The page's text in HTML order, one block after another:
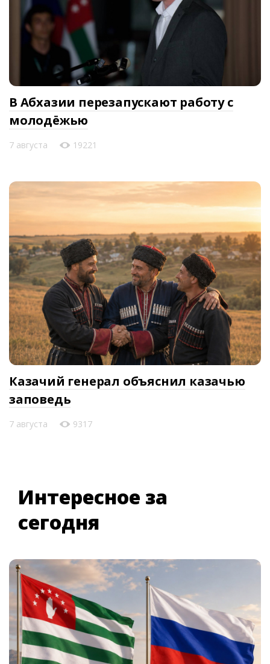
В Абхазии перезапускают работу с
молодёжью
7 августа 19221
Казачий генерал объяснил казачью
заповедь
7 августа 9317
Интересное за
сегодня